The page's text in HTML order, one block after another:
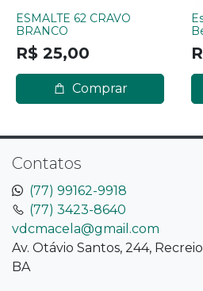
ESMALTE 62 CRAVO
BRANCO
R$ 25,00
Comprar
Contatos
(77) 99162-9918
(77) 3423-8640
vdcmacela@gmail.com
Av. Otávio Santos, 244,
BA